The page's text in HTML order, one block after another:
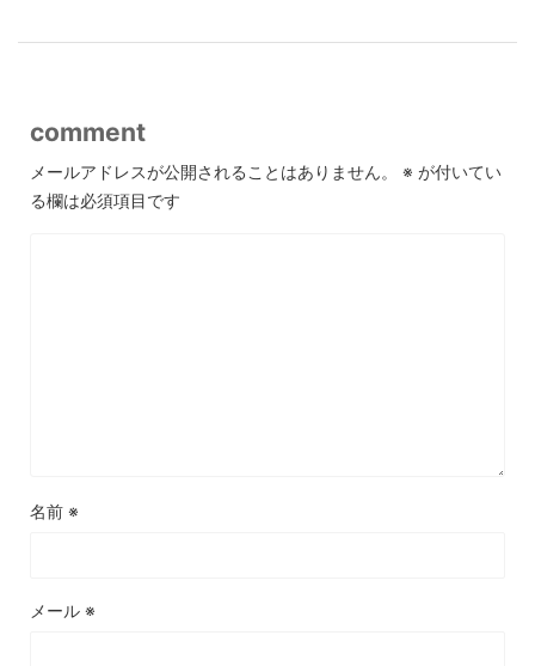
comment
メールアドレスが公開されることはありません。 ※ が付いてい
る欄は必須項目です
名前 ※
メール ※